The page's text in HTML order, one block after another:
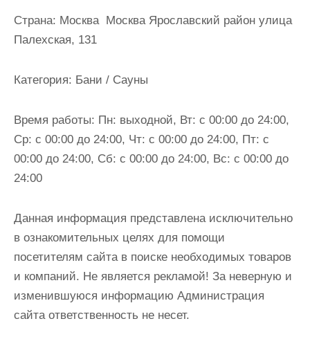
Страна: Москва Москва Ярославский район улица
Палехская, 131
Категория: Бани / Сауны
Время работы: Пн: выходной, Вт: с 00:00 до 24:00,
Ср: с 00:00 до 24:00, Чт: с 00:00 до 24:00, Пт: с
00:00 до 24:00, Сб: с 00:00 до 24:00, Вс: с 00:00 до
24:00
Данная информация представлена исключительно
в ознакомительных целях для помощи
посетителям сайта в поиске необходимых товаров
и компаний. Не является рекламой! За неверную и
изменившуюся информацию Администрация
сайта ответственность не несет.